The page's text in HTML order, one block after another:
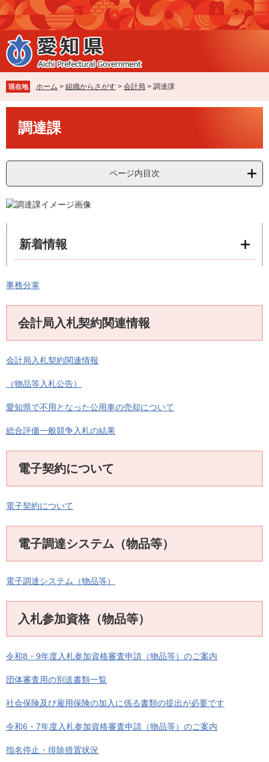
ペ
ー
ジ
の
先
で
す
。
メ
ニ
ュ
ー
を
ば
し
て
現在地 ホーム > 組織からさがす > 会計局 > 調達課
調達課
ページ内目次
新着情報
事務分掌
会計局入札契約関連情報
会計局入札契約関連情報
（物品等入札公告）
愛知県で不用となった公用車の売却について
総合評価一般競争入札の結果
電子契約について
電子契約について
電子調達システム（物品等）
電子調達システム（物品等）
入札参加資格（物品等）
令和8・9年度入札参加資格審査申請（物品等）のご案内
団体審査用の別送書類一覧
社会保険及び雇用保険の加入に係る書類の提出が必要です
令和6・7年度入札参加資格審査申請（物品等）のご案内
指名停止・排除措置状況